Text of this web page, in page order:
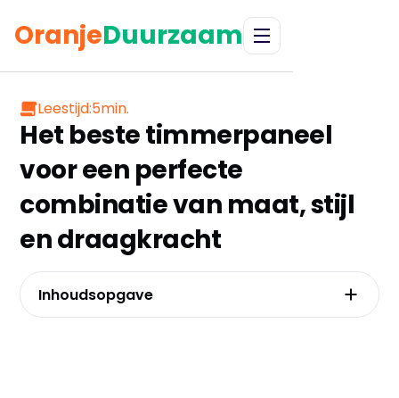
OranjeDuurzaam
Leestijd:5min.
Het beste timmerpaneel
voor een perfecte
combinatie van maat, stijl
en draagkracht
Inhoudsopgave